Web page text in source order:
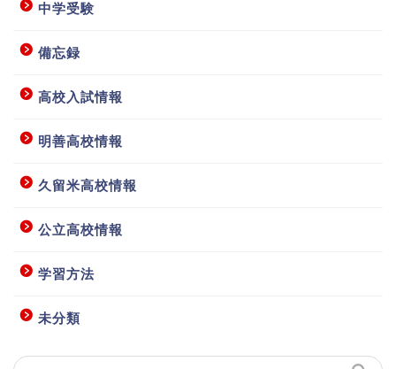
中学受験
備忘録
高校入試情報
明善高校情報
久留米高校情報
公立高校情報
学習方法
未分類